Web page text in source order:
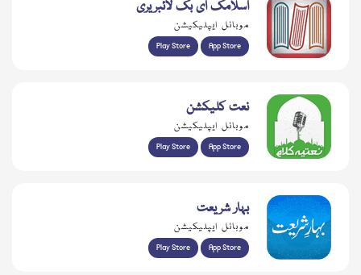
اسلامک ای بک لائبریری
موبائل ایپلیکیشن
Play Store App Store
نعت کلیکشن
موبائل ایپلیکیشن
Play Store App Store
بہار شریعت
موبائل ایپلیکیشن
Play Store App Store